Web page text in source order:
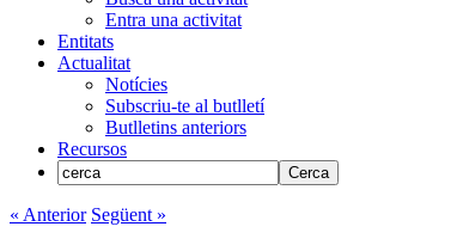
Entra una activitat
Entitats
Actualitat
Notícies
Subscriu-te al butlletí
Butlletins anteriors
Recursos
« Anterior Següent »